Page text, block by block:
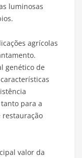
luminosas
agrícolas
genético de
para a
valor da